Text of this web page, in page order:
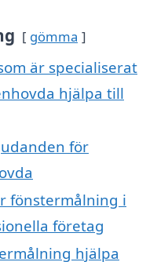
gömma
är specialiserat
hjälpa till
för
fönstermålning i
företag
hjälpa